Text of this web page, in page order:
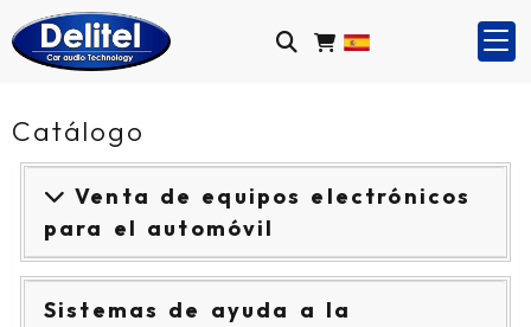
Catálogo
Venta de equipos electrónicos
para el automóvil
Sistemas de ayuda a la